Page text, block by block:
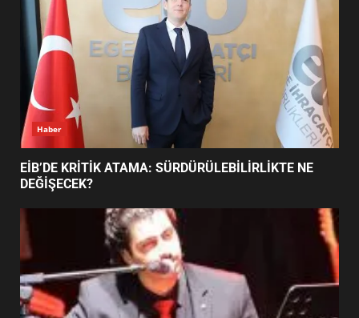
6
BURHANİYE SATRANÇ
TURNUVASI KAYITLARI NEYİ
DEĞİŞTİRİYOR?
BURHANİYE BELEDİYESPOR’DA
YENİ YÖNETİM NASIL
Haber
EİB’DE KRİTİK ATAMA: SÜRDÜRÜLEBİLİRLİKTE NE
DEĞİŞECEK?